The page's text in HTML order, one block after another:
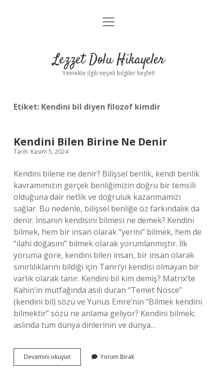
Anasayfa
Yasal Uyarı
menüyü
Lezzet Dolu Hikayeler
Yemekle ilgili neşeli bilgiler keşfet!
Etiket: Kendini bil diyen filozof kimdir
Kendini Bilen Birine Ne Denir
Tarih: Kasım 5, 2024
Kendini bilene ne denir? Bilişsel benlik, kendi benlik
kavramımızın gerçek benliğimizin doğru bir temsili
olduğuna dair netlik ve doğruluk kazanmamızı
sağlar. Bu nedenle, bilişsel benliğe öz farkındalık da
denir. İnsanın kendisini bilmesi ne demek? Kendini
bilmek, hem bir insan olarak “yerini” bilmek, hem de
“ilahi doğasını” bilmek olarak yorumlanmıştır. İlk
yoruma göre, kendini bilen insan, bir insan olarak
sınırlılıklarını bildiği için Tanrı’yı ​​kendisi olmayan bir
varlık olarak tanır. Kendini bil kim demiş? Matrix’te
Kahin’in mutfağında asılı duran “Temet Nosce”
(kendini bil) sözü ve Yunus Emre’nin “Bilmek kendini
bilmektir” sözü ne anlama geliyor? Kendini bilmek;
aslında tüm dünya dinlerinin ve dünya…
Devamını okuyun
Bilen
Yorum Bırak